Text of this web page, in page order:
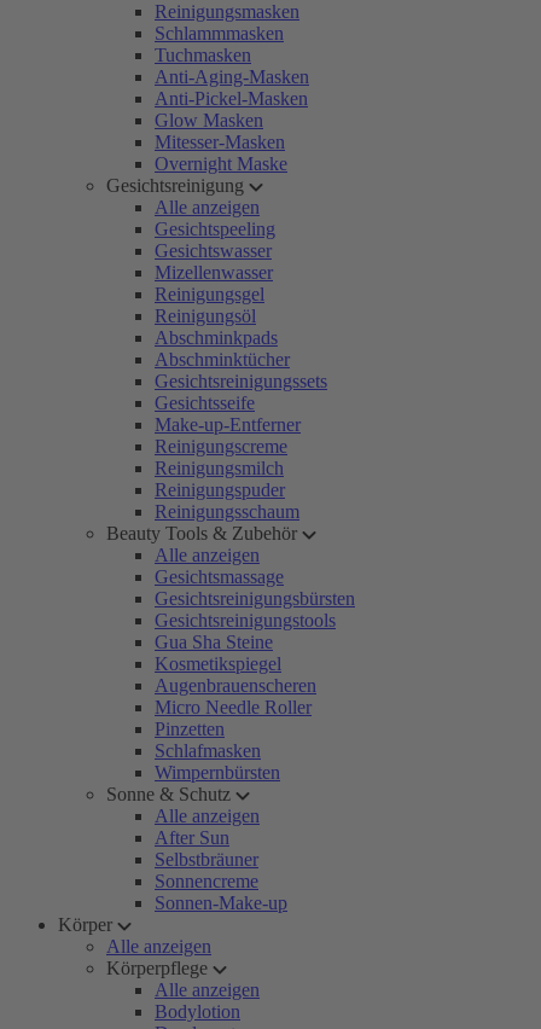
Reinigungsmasken
Schlammmasken
Tuchmasken
Anti-Aging-Masken
Anti-Pickel-Masken
Glow Masken
Mitesser-Masken
Overnight Maske
Gesichtsreinigung
Alle anzeigen
Gesichtspeeling
Gesichtswasser
Mizellenwasser
Reinigungsgel
Reinigungsöl
Abschminkpads
Abschminktücher
Gesichtsreinigungssets
Gesichtsseife
Make-up-Entferner
Reinigungscreme
Reinigungsmilch
Reinigungspuder
Reinigungsschaum
Beauty Tools & Zubehör
Alle anzeigen
Gesichtsmassage
Gesichtsreinigungsbürsten
Gesichtsreinigungstools
Gua Sha Steine
Kosmetikspiegel
Augenbrauenscheren
Micro Needle Roller
Pinzetten
Schlafmasken
Wimpernbürsten
Sonne & Schutz
Alle anzeigen
After Sun
Selbstbräuner
Sonnencreme
Sonnen-Make-up
Körper
Alle anzeigen
Körperpflege
Alle anzeigen
Bodylotion